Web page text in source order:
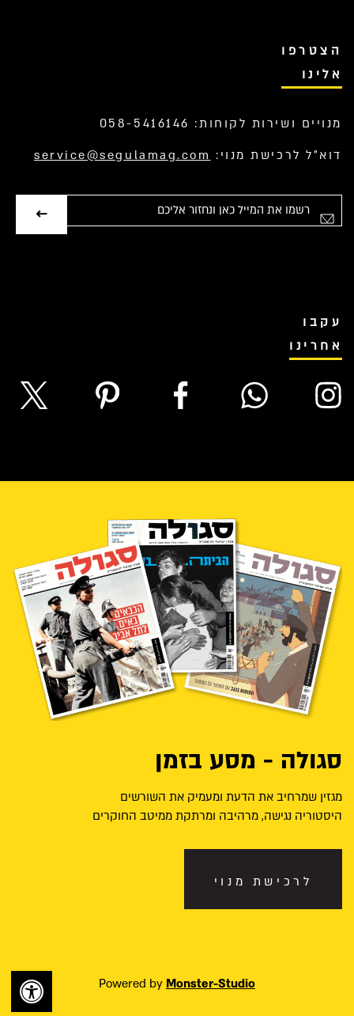
הצטרפו
אלינו
מנויים ושירות לקוחות: 058-5416146
דוא”ל לרכישת מנוי: service@segulamag.com
עקבו
אחרינו
סגולה - מסע בזמן
מגזין שמרחיב את הדעת ומעמיק את השורשים
היסטוריה נגישה, מרהיבה ומרתקת ממיטב החוקרים
לרכישת מנוי
Powered by Monster-Studio